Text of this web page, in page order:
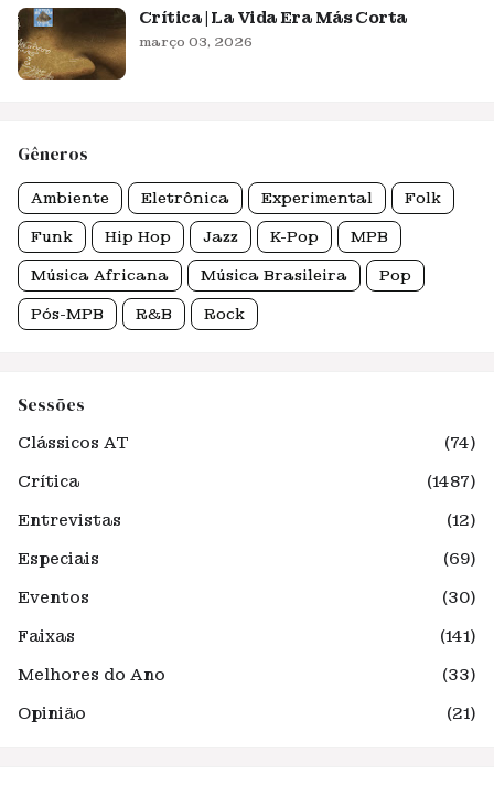
Crítica | La Vida Era Más Corta
março 03, 2026
Gêneros
Ambiente Eletrônica Experimental Folk
Funk Hip Hop Jazz K-Pop MPB
Música Africana Música Brasileira Pop
Pós-MPB R&B Rock
Sessões
Clássicos AT
(74)
Crítica
(1487)
Entrevistas
(12)
Especiais
(69)
Eventos
(30)
Faixas
(141)
Melhores do Ano
(33)
Opinião
(21)